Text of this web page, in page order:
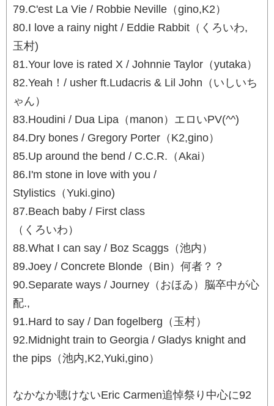
79.C'est La Vie / Robbie Neville（gino,K2）
80.I love a rainy night / Eddie Rabbit（くろいわ,
玉村)
81.Your love is rated X / Johnnie Taylor（yutaka）
82.Yeah！/ usher ft.Ludacris & Lil John（いしいち
ゃん）
83.Houdini / Dua Lipa（manon）エロいPV(^^)
84.Dry bones / Gregory Porter（K2,gino）
85.Up around the bend / C.C.R.（Akai）
86.I'm stone in love with you /
Stylistics（Yuki.gino)
87.Beach baby / First class
（くろいわ）
88.What I can say / Boz Scaggs（池内）
89.Joey / Concrete Blonde（Bin）何者？？
90.Separate ways / Journey（おほゐ）脳卒中が心
配.,
91.Hard to say / Dan fogelberg（玉村）
92.Midnight train to Georgia / Gladys knight and
the pips（池内,K2,Yuki,gino）
なかなか聴けないEric Carmen追悼祭り中心に92